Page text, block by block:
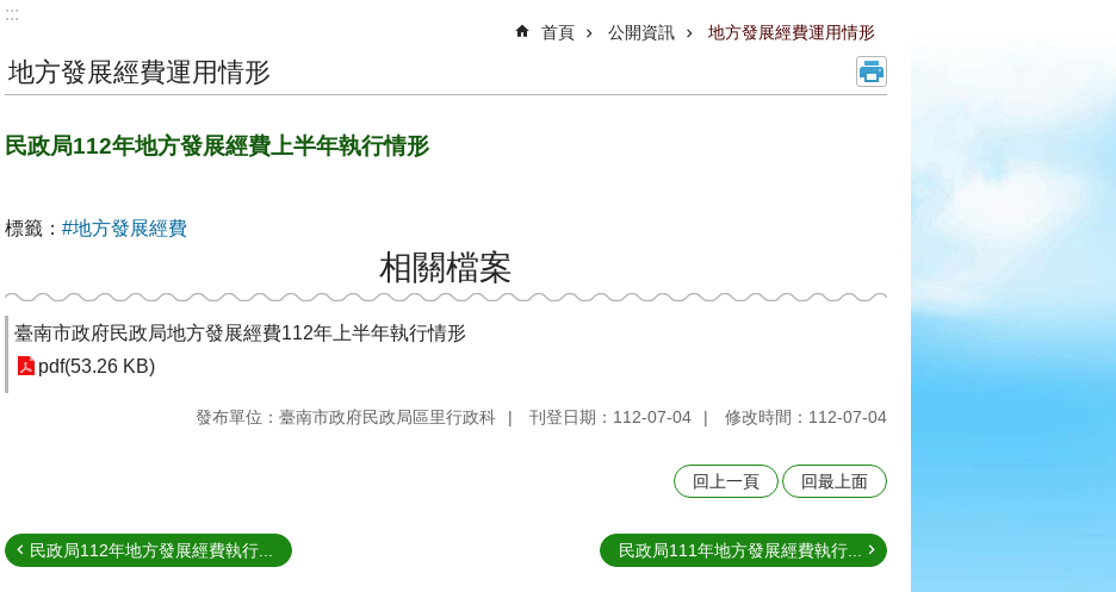
:::
首頁 公開資訊 地方發展經費運用情形
地方發展經費運用情形
民政局112年地方發展經費上半年執行情形
標籤： #地方發展經費
相關檔案
臺南市政府民政局地方發展經費112年上半年執行情形
pdf(53.26 KB)
發布單位：臺南市政府民政局區里行政科 刊登日期：112-07-04 修改時間：112-07-04
回上一頁 回最上面
民政局112年地方發展經費執行... 民政局111年地方發展經費執行...